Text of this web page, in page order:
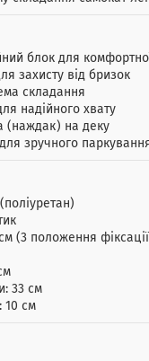
блок для
захисту від бризок
складання
надійного хвату
(наждак) на деку
зручного
(3 положення
33 см
10 см